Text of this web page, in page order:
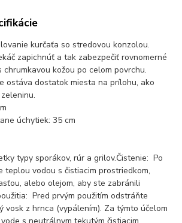
kurčaťa so stredovou konzolou.
zapichnúť a tak zabezpečiť rovnomerné
kožou po celom povrchu.
ostáva dostatok miesta na prílohu, ako
úchytiek: 35 cm
typy sporákov, rúr a grilov.Čistenie: Po
teplou vodou s čistiacim prostriedkom,
alebo olejom, aby ste zabránili
Pred prvým použitím odstráňte
vosk z hrnca (vypálením). Za týmto účelom
s neutrálnym tekutým čistiacim